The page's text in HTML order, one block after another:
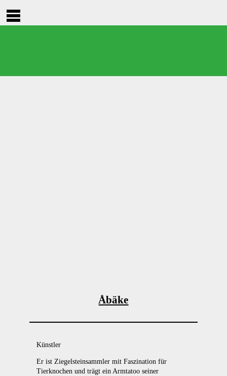
Åbäke
Künstler
Er ist Ziegelsteinsammler mit Faszination für
Tierknochen und trägt ein Armtatoo seiner